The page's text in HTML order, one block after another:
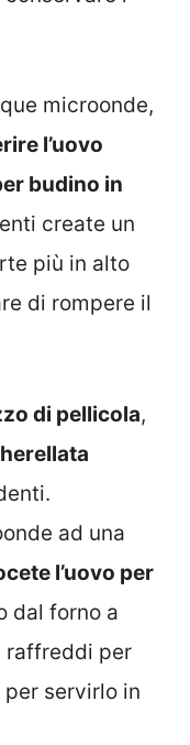
microonde,
l’uovo
budino in
create un
più in alto
di rompere il
di pellicola,
ad una
l’uovo per
dal forno a
raffreddi per
servirlo in